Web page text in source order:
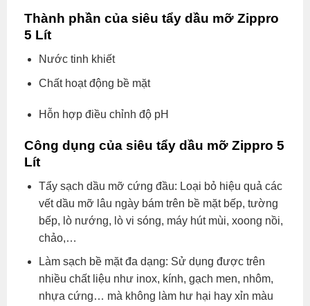
Thành phần của siêu tẩy dầu mỡ Zippro
5 Lít
Nước tinh khiết
Chất hoạt động bề mặt
Hỗn hợp điều chỉnh độ pH
Công dụng của siêu tẩy dầu mỡ Zippro 5
Lít
Tẩy sạch dầu mỡ cứng đầu: Loại bỏ hiệu quả các
vết dầu mỡ lâu ngày bám trên bề mặt bếp, tường
bếp, lò nướng, lò vi sóng, máy hút mùi, xoong nồi,
chảo,…
Làm sạch bề mặt đa dạng: Sử dụng được trên
nhiều chất liệu như inox, kính, gạch men, nhôm,
nhựa cứng… mà không làm hư hại hay xỉn màu